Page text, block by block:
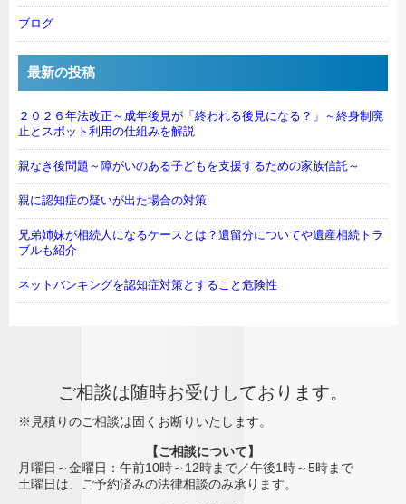
ブログ
最新の投稿
２０２６年法改正～成年後見が「終われる後見になる？」～終身制廃
止とスポット利用の仕組みを解説
親なき後問題～障がいのある子どもを支援するための家族信託～
親に認知症の疑いが出た場合の対策
兄弟姉妹が相続人になるケースとは？遺留分についてや遺産相続トラ
ブルも紹介
ネットバンキングを認知症対策とすること危険性
ご相談は随時お受けしております。
※見積りのご相談は固くお断りいたします。
【ご相談について】
月曜日～金曜日：午前10時～12時まで／午後1時～5時まで
土曜日は、ご予約済みの法律相談のみ承ります。